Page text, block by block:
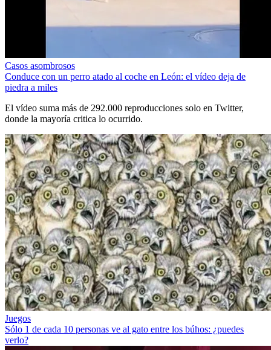
Casos asombrosos
Conduce con un perro atado al coche en León: el vídeo deja de
piedra a miles
El vídeo suma más de 292.000 reproducciones solo en Twitter,
donde la mayoría critica lo ocurrido.
Juegos
Sólo 1 de cada 10 personas ve al gato entre los búhos: ¿puedes
verlo?